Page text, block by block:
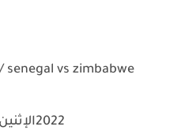
senegal vs zimbabwe / السنغال - زيمبابوي
2022الإثنين 10 يناير